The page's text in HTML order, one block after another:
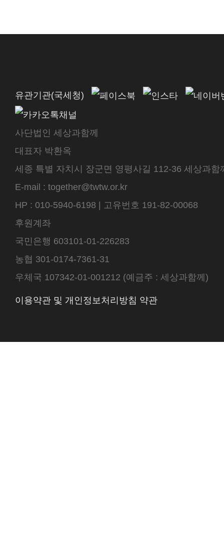
유관기관(국세청)
사단법인 세상과함께
대표자 박환옥
세종 특별 자치시 장군면 영평사길 112-36 세상과
E-mail : together@twtw.or.kr
HP : 010-5940-6198 | 고유번호 191-82-00068
후원계좌
국민은행 603101-01-226283
농협 301-0174-7361-31
우체국 107342-01-001212 (예금주 : 세상과함께)
이용약관 및 개인정보처리방침 약관